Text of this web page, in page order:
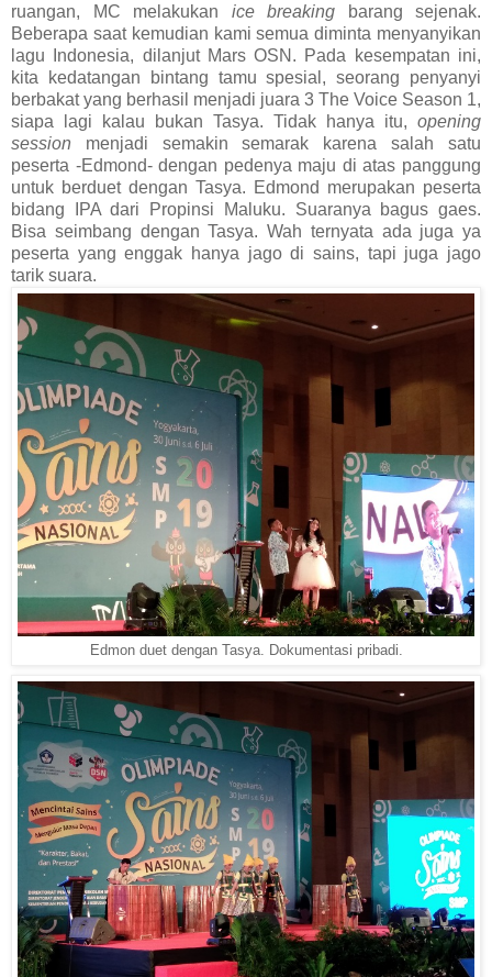
ruangan, MC melakukan ice breaking barang sejenak.
Beberapa saat kemudian kami semua diminta menyanyikan
lagu Indonesia, dilanjut Mars OSN. Pada kesempatan ini,
kita kedatangan bintang tamu spesial, seorang penyanyi
berbakat yang berhasil menjadi juara 3 The Voice Season 1,
siapa lagi kalau bukan Tasya. Tidak hanya itu, opening
session menjadi semakin semarak karena salah satu
peserta -Edmond- dengan pedenya maju di atas panggung
untuk berduet dengan Tasya. Edmond merupakan peserta
bidang IPA dari Propinsi Maluku. Suaranya bagus gaes.
Bisa seimbang dengan Tasya. Wah ternyata ada juga ya
peserta yang enggak hanya jago di sains, tapi juga jago
tarik suara.
Edmon duet dengan Tasya. Dokumentasi pribadi.